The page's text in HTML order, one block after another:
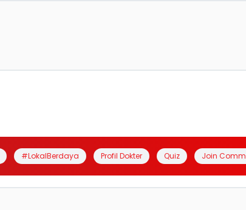
#LokalBerdaya Profil Dokter Quiz Join